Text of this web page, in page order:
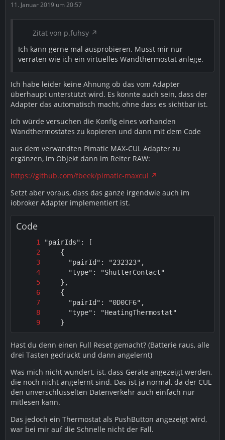
Schriftfarbe der Temperatur rot (was das immer
bedeuten mag) und es passiert auch über nacht nichts
mit den Thermostaten. Zwischendurch taucht eine
oder "Not enough credits(xxx). Wait for more...", siehe
auchLink
. Ich hatte auch einfach mal bei den
zusätzliche Geräten die er gefunden hat einen Wert
vorgegeben, in der Hoffung, dass sich damit was
steuern lässt. Nada.
Lösungsvorschläge:
Ich hatte über einige Probleme mit der Version v1.0.0
gelesen und testete mal die v0.5.3.
Ich hab es damit geschafft einen Wert an das
Thermostat zu senden (ein einziges mal), was übrigens
ein paar Minuten gedauert hat. Der zweite Versuch hat
wieder nichts gebracht. Keine Änderung zu neusten
Version.
Vorteile sehe ich erstmal gar keine, im Gegenteil.
Ich bekomme keine vernüftige Steuerung mit den CUL-
Stick zum laufen. Die Werte werden entweder stark
verzögert oder gar nicht an die Thermostate übermittelt
(im vergleich zu den Cube). Zusätzlich fehlt mir noch ein
Objekt "working", welchen ich mit den Cube hatte.
Dieser hat angezeigt, ob das Thermostat den
übermittelten Wert übernommen hat. Jedenfalls hatte
ich es dafür verwendet. Damit besteht die Möglichkeit
einen Script zu schreiben, welcher auf die Rückmeldung
reagiert. Die rote Schriftart kann ich schlecht im
abfragen.
Naja, ich bleibe erstmal beim dem Cube, hat bis jetzt
gut geklappt und das im Forum erwähnte "Cube-
Alzheimer" hab ich bis jetzt nicht gemerkt. Vielleicht hat
noch jemand eine Idee, was ich noch ausprobieren
kann. Ansonsten geht der Stick wieder zurück.
Gruss
11. Januar 2019 um 20:57
Zitat von p.fuhsy
Ich kann gerne mal ausprobieren. Musst mir nur
verraten wie ich ein virtuelles Wandthermostat anlege.
Ich habe leider keine Ahnung ob das vom Adapter
überhaupt unterstützt wird. Es könnte auch sein, dass der
Adapter das automatisch macht, ohne dass es sichtbar ist.
Ich würde versuchen die Konfig eines vorhanden
Wandthermostates zu kopieren und dann mit dem Code
aus dem verwandten Pimatic MAX-CUL Adapter zu
ergänzen, im Objekt dann im Reiter RAW:
https://github.com/fbeek/pimatic-maxcul
Setzt aber voraus, dass das ganze irgendwie auch im
iobroker Adapter implementiert ist.
Code
    }
Hast du denn einen Full Reset gemacht? (Batterie raus, alle
drei Tasten gedrückt und dann angelernt)
Was mich nicht wundert, ist, dass Geräte angezeigt werden,
die noch nicht angelernt sind. Das ist ja normal, da der CUL
den unverschlüsselten Datenverkehr auch einfach nur
mitlesen kann.
Das jedoch ein Thermostat als PushButton angezeigt wird,
war bei mir auf die Schnelle nicht der Fall.